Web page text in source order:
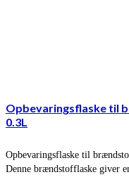
Opbevaringsflaske til
0.3L
Opbevaringsflaske til
Denne brændstofflaske giver